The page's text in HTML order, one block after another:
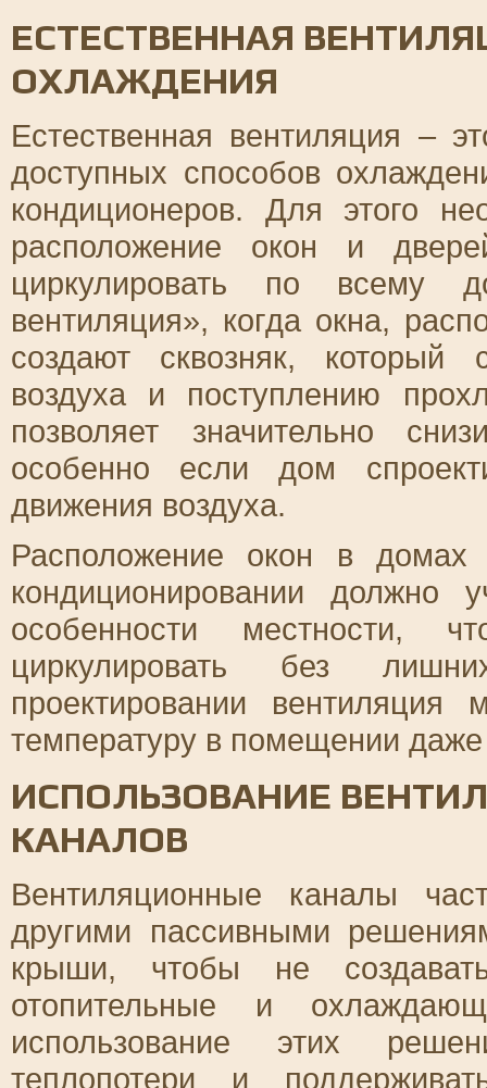
ЕСТЕСТВЕННАЯ
ОХЛАЖДЕНИЯ
Естественная вентиляция –
доступных способов
кондиционеров. Для этого
расположение окон и
циркулировать по всему
вентиляция», когда окна,
создают сквозняк, который
воздуха и поступлению
позволяет значительно
особенно если дом
движения воздуха.
Расположение окон в
кондиционировании должно
особенности местности,
циркулировать без
проектировании вентиляция
температуру в помещении
ИСПОЛЬЗОВАНИЕ
КАНАЛОВ
Вентиляционные каналы
другими пассивными
крыши, чтобы не
отопительные и
использование этих
теплопотери и